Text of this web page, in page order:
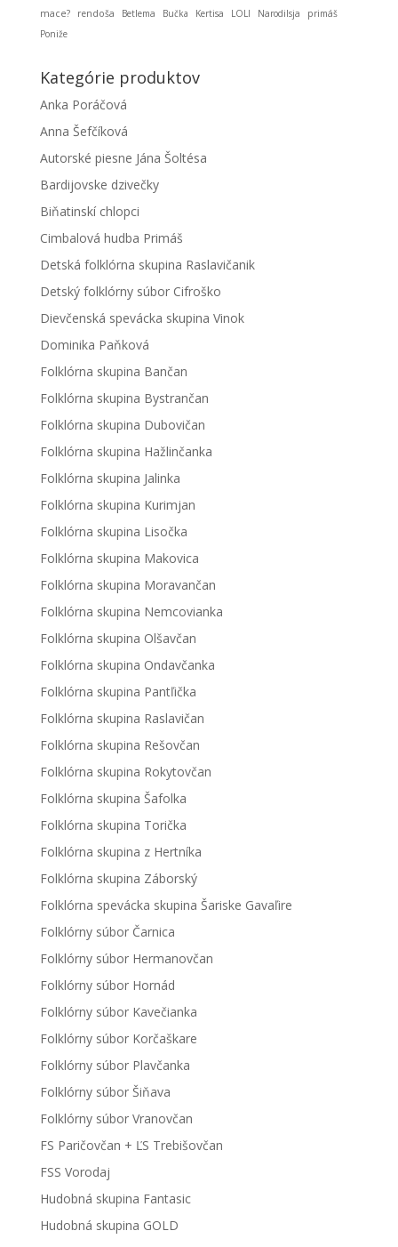
mace?
rendoša Betlema Bučka Kertisa LOLI Narodilsja
primáš
Poniže
Kategórie produktov
Anka Poráčová
Anna Šefčíková
Autorské piesne Jána Šoltésa
Bardijovske dzivečky
Biňatinskí chlopci
Cimbalová hudba Primáš
Detská folklórna skupina Raslavičanik
Detský folklórny súbor Cifroško
Dievčenská spevácka skupina Vinok
Dominika Paňková
Folklórna skupina Bančan
Folklórna skupina Bystrančan
Folklórna skupina Dubovičan
Folklórna skupina Hažlinčanka
Folklórna skupina Jalinka
Folklórna skupina Kurimjan
Folklórna skupina Lisočka
Folklórna skupina Makovica
Folklórna skupina Moravančan
Folklórna skupina Nemcovianka
Folklórna skupina Olšavčan
Folklórna skupina Ondavčanka
Folklórna skupina Pantľička
Folklórna skupina Raslavičan
Folklórna skupina Rešovčan
Folklórna skupina Rokytovčan
Folklórna skupina Šafolka
Folklórna skupina Torička
Folklórna skupina z Hertníka
Folklórna skupina Záborský
Folklórna spevácka skupina Šariske Gavaľire
Folklórny súbor Čarnica
Folklórny súbor Hermanovčan
Folklórny súbor Hornád
Folklórny súbor Kavečianka
Folklórny súbor Korčaškare
Folklórny súbor Plavčanka
Folklórny súbor Šiňava
Folklórny súbor Vranovčan
FS Paričovčan + ĽS Trebišovčan
FSS Vorodaj
Hudobná skupina Fantasic
Hudobná skupina GOLD